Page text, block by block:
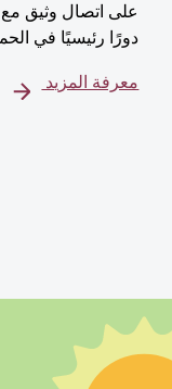
على اتصال وثيق
دورًا رئيسيًا في
معرفة المزيد